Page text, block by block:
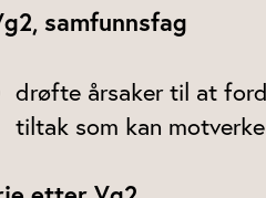
samfunnsfag
drøfte årsaker til at
tiltak som kan